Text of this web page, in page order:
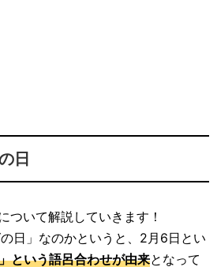
日
ついて解説していきます！
日」なのかというと、2月6日とい
という語呂合わせが由来となって